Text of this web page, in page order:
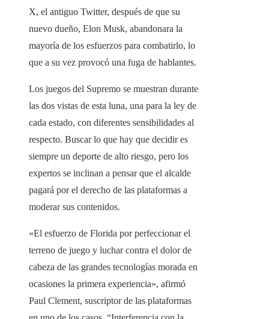
X, el antiguo Twitter, después de que su
nuevo dueño, Elon Musk, abandonara la
mayoría de los esfuerzos para combatirlo, lo
que a su vez provocó una fuga de hablantes.
Los juegos del Supremo se muestran durante
las dos vistas de esta luna, una para la ley de
cada estado, con diferentes sensibilidades al
respecto. Buscar lo que hay que decidir es
siempre un deporte de alto riesgo, pero los
expertos se inclinan a pensar que el alcalde
pagará por el derecho de las plataformas a
moderar sus contenidos.
«El esfuerzo de Florida por perfeccionar el
terreno de juego y luchar contra el dolor de
cabeza de las grandes tecnologías morada en
ocasiones la primera experiencia», afirmó
Paul Clement, suscriptor de las plataformas